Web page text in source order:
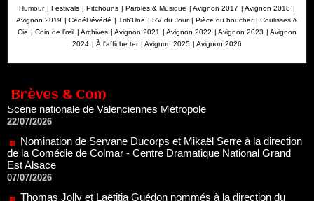
Humour
Festivals Pitchouns Paroles & Musique Avignon 2017 Avignon 2018
Avignon 2019
CédéDévédé Trib'Une RV du Jour Pièce du boucher
Coulisses &
Cie
Coin de l’œil Archives Avignon 2021 Avignon 2022 Avignon 2023
Avignon
2024
À l'affiche ter Avignon 2025 Avignon 2026
Brèves & Com
Théâtre national de la danse
05/08/2026
Nomination de Jérôme Montchal à la direction du Phénix,
Scène nationale de Valenciennes Métropole
22/07/2026
de la Comédie de Colmar - Centre Dramatique National Grand
Est Alsace
07/07/2026
Thomas Jolly et Laëtitia Guédon nommés à la direction du
TNP
02/07/2026
Fonds SACD Théâtre : les lauréats 2026
23/06/2026